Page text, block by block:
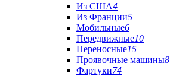
Из США4
Из Франции5
Мобильные6
Передвижные10
Переносные15
Проявочные машины8
Фартуки74